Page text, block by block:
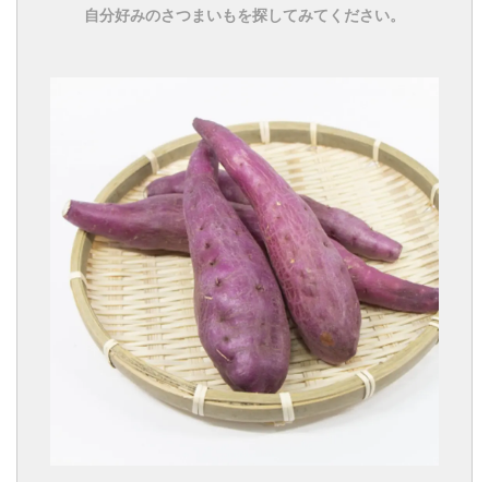
自分好みのさつまいもを探してみてください。